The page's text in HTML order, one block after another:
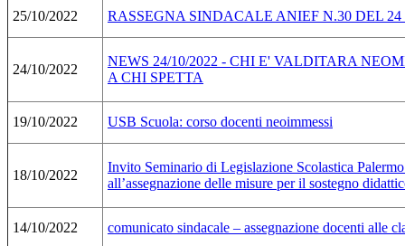
25/10/2022 RASSEGNA SINDACALE ANIEF N.30 DEL 24
24/10/2022
NEWS 24/10/2022 - CHI E' VALDITARA
A CHI SPETTA
19/10/2022 USB Scuola: corso docenti neoimmessi
18/10/2022
Invito Seminario di Legislazione Scolastica
all’assegnazione delle misure per il sostegno
14/10/2022 comunicato sindacale – assegnazione docenti alle